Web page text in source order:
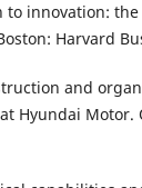
innovation: the
Harvard
and
Hyundai Motor.